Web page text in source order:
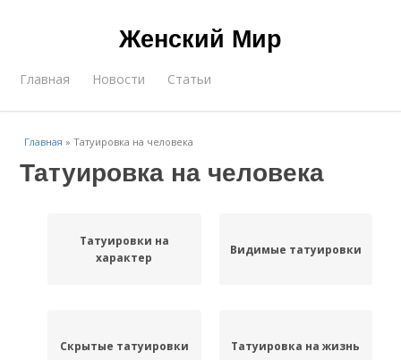
Женский Мир
Главная Новости Статьи
Главная »Татуировка на человека
Татуировка на человека
Татуировки на
характер
Видимые татуировки
Скрытые татуировки Татуировка на жизнь